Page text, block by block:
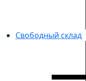
Свободный склад